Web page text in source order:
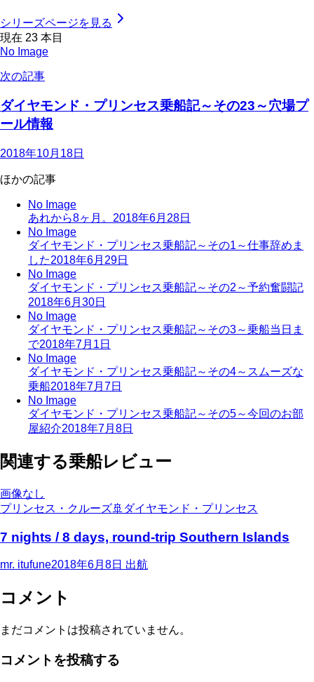
シリーズページを見る
現在 23 本目
No Image
次の記事
ダイヤモンド・プリンセス乗船記～その23～穴場プ
ール情報
2018年10月18日
ほかの記事
No Image
あれから8ヶ月。 2018年6月28日
No Image
ダイヤモンド・プリンセス乗船記～その1～仕事辞めま
した2018年6月29日
No Image
ダイヤモンド・プリンセス乗船記～その2～予約奮闘記
2018年6月30日
No Image
ダイヤモンド・プリンセス乗船記～その3～乗船当日ま
で2018年7月1日
No Image
ダイヤモンド・プリンセス乗船記～その4～スムーズな
乗船2018年7月7日
No Image
ダイヤモンド・プリンセス乗船記～その5～今回のお部
屋紹介2018年7月8日
関連する乗船レビュー
画像なし
プリンセス・クルーズ🚢 ダイヤモンド・プリンセス
7 nights / 8 days, round-trip Southern Islands
mr. itufune2018年6月8日 出航
コメント
まだコメントは投稿されていません。
コメントを投稿する